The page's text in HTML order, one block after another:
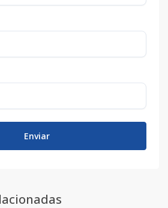
Enviar